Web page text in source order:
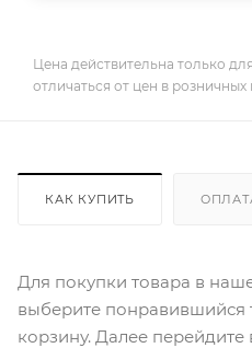
Цена действительна только
отличаться от цен в розничных
КАК КУПИТЬ
Для покупки товара в
выберите понравившийся
корзину. Далее